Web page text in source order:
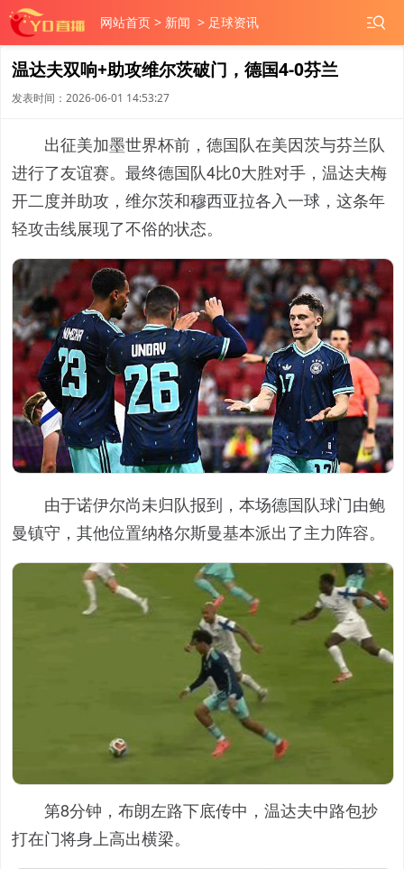
网站首页 > 新闻 > 足球资讯
温达夫双响+助攻维尔茨破门，德国4-0芬兰
发表时间：2026-06-01 14:53:27
出征美加墨世界杯前，德国队在美因茨与芬兰队
进行了友谊赛。最终德国队4比0大胜对手，温达夫梅
开二度并助攻，维尔茨和穆西亚拉各入一球，这条年
轻攻击线展现了不俗的状态。
由于诺伊尔尚未归队报到，本场德国队球门由鲍
曼镇守，其他位置纳格尔斯曼基本派出了主力阵容。
第8分钟，布朗左路下底传中，温达夫中路包抄
打在门将身上高出横梁。